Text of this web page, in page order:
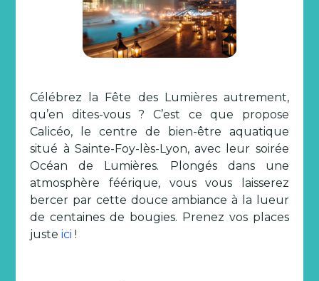
Célébrez la Fête des Lumières autrement,
qu’en dites-vous ? C’est ce que propose
Calicéo, le centre de bien-être aquatique
situé à Sainte-Foy-lès-Lyon, avec leur soirée
Océan de Lumières. Plongés dans une
atmosphère féérique, vous vous laisserez
bercer par cette douce ambiance à la lueur
de centaines de bougies. Prenez vos places
justeici !